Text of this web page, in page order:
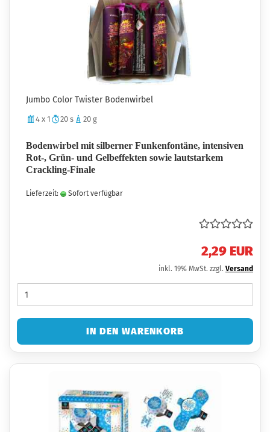
Jumbo Color Twister Bodenwirbel
4 x 1 20 s 20 g
Bodenwirbel mit silberner Funkenfontäne, intensiven
Rot-, Grün- und Gelbeffekten sowie lautstarkem
Crackling-Finale
Lieferzeit: Sofort verfügbar
2,29 EUR
inkl. 19% MwSt. zzgl. Versand
IN DEN WARENKORB